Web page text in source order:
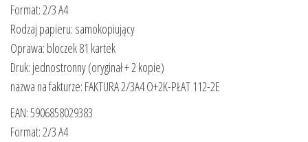
Format: 2/3 A4
Rodzaj papieru: samokopiujący
Oprawa: bloczek 81 kartek
Druk: jednostronny (oryginał + 2 kopie)
nazwa na fakturze: FAKTURA 2/3A4 O+2K-PŁAT 112-2E
EAN: 5906858029383
Format: 2/3 A4